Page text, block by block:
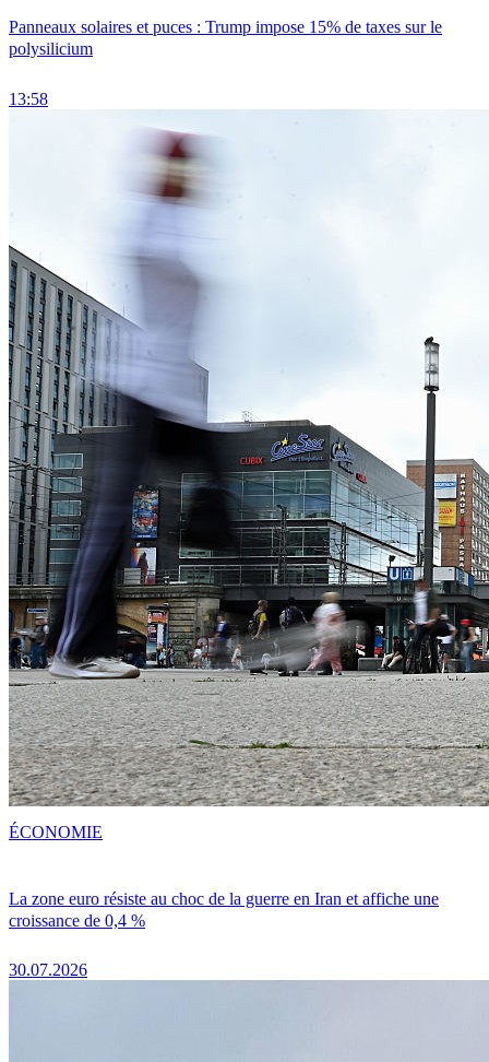
Panneaux solaires et puces : Trump impose 15% de taxes sur le
polysilicium
13:58
La zone euro résiste au choc de la guerre en Iran et affiche une
croissance de 0,4 %
30.07.2026
ÉCONOMIE